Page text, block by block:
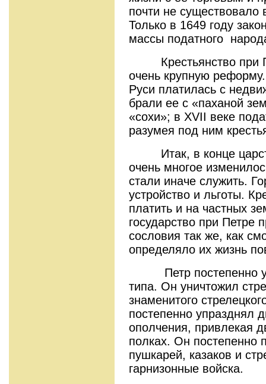
почти не существовало
Только в 1649 году
массы податного
Крестьянство при
очень крупную
Руси платилась с
брали ее с «паханой
«сохи»; в ХVII веке
разумея под ним
Итак, в конце
очень многое
стали иначе служить.
устройство и льготы.
платить и на частных
государство при Петре
сословия так же, как
определяло их жизнь
Петр постепенно
типа. Он уничтожил
знаменитого
постепенно упразднял
ополчения, привлекая
полках. Он постепенно
пушкарей, казаков и
гарнизонные войска.